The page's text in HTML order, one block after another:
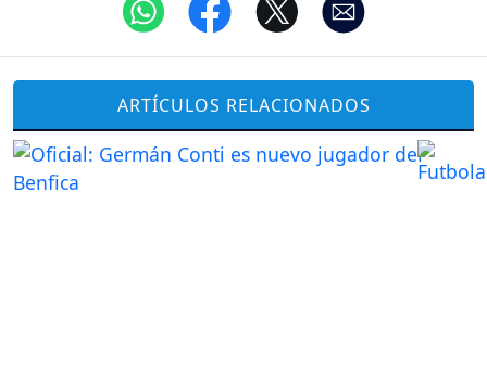
ARTÍCULOS RELACIONADOS